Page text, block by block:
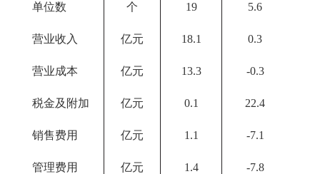
单位数 个 19 5.6
营业收入 亿元 18.1 0.3
营业成本 亿元 13.3 -0.3
税金及附加 亿元 0.1 22.4
销售费用 亿元 1.1 -7.1
管理费用 亿元 1.4 -7.8